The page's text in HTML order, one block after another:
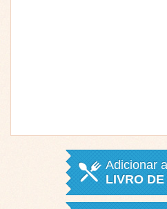
Adicionar
LIVRO